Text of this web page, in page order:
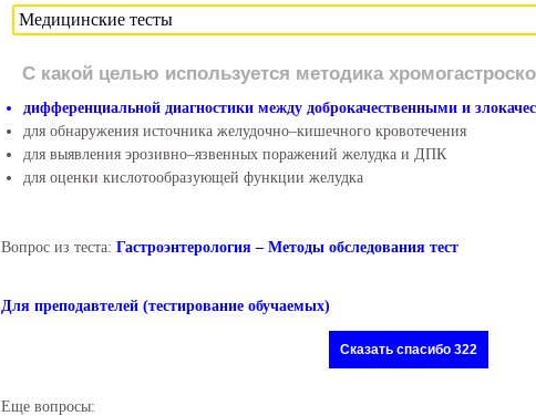
С какой целью используется методика
дифференциальной диагностики между доброкачественными и
для обнаружения источника желудочно–кишечного кровотечения
для выявления эрозивно–язвенных поражений желудка и ДПК
для оценки кислотообразующей функции желудка
Вопрос из теста: Гастроэнтерология – Методы обследования тест
Для преподавтелей (тестирование обучаемых)
Сказать спасибо 322
Еще вопросы: